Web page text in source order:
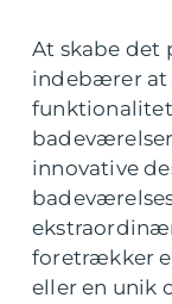
At skabe det
indebærer at
innovative
foretrækker
eller en unik